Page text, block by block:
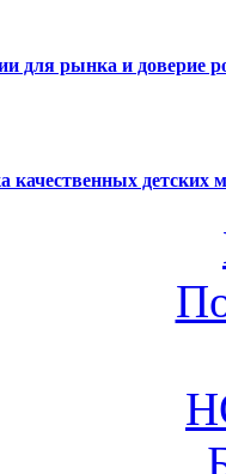
для рынка и доверие
детских